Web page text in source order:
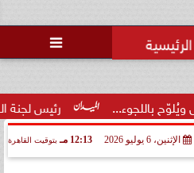

رئيس لجنة الحكام: الفراعنة
الإثنين، 6 يوليو 2026 12:13 مـ بتوقيت القاهرة